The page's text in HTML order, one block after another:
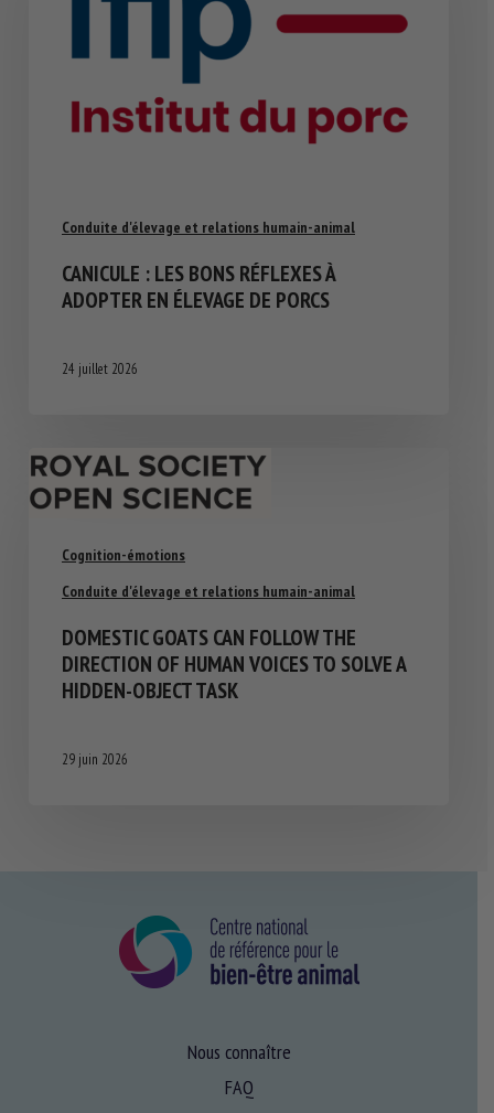
Conduite d'élevage et relations humain-animal
CANICULE : LES BONS RÉFLEXES À
ADOPTER EN ÉLEVAGE DE PORCS
24 juillet 2026
Cognition-émotions
Conduite d'élevage et relations humain-animal
DOMESTIC GOATS CAN FOLLOW THE
DIRECTION OF HUMAN VOICES TO SOLVE A
HIDDEN-OBJECT TASK
29 juin 2026
Nous connaître
FAQ